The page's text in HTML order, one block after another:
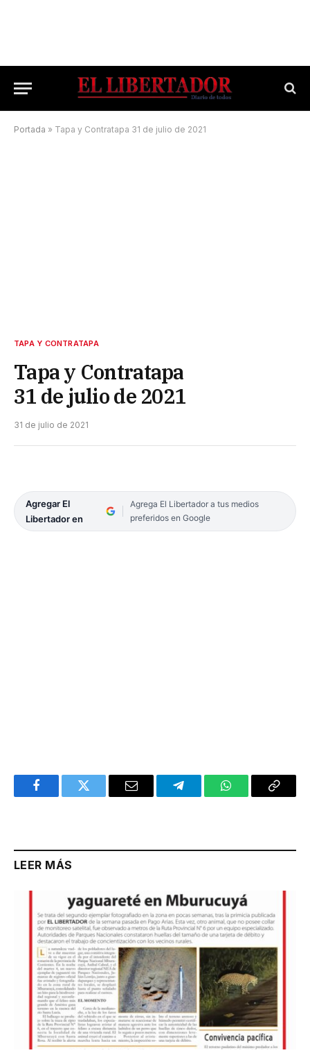
Portada » Tapa y Contratapa 31 de julio de 2021
TAPA Y CONTRATAPA
Tapa y Contratapa
31 de julio de 2021
31 de julio de 2021
Agregar El
Libertador en
Agrega El Libertador a tus medios
preferidos en Google
FacebookTwitter Email TelegramWhatsAppCopy
LEER MÁS